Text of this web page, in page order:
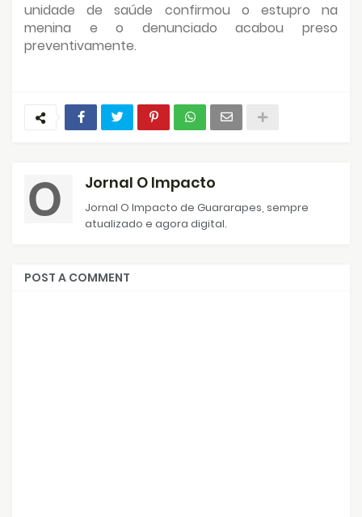
unidade de saúde confirmou o estupro na
menina e o denunciado acabou preso
preventivamente.
Jornal O Impacto
Jornal O Impacto de Guararapes, sempre
atualizado e agora digital.
POST A COMMENT